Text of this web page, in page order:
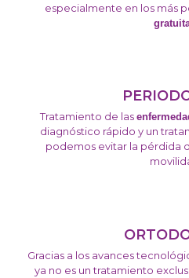
especialmente en los más
Tratamiento de las
diagnóstico rápido y un
podemos evitar la pérdida
Gracias a los avances
ya no es un tratamiento